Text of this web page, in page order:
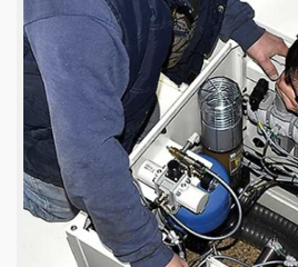
06103-9744-0
Email
English